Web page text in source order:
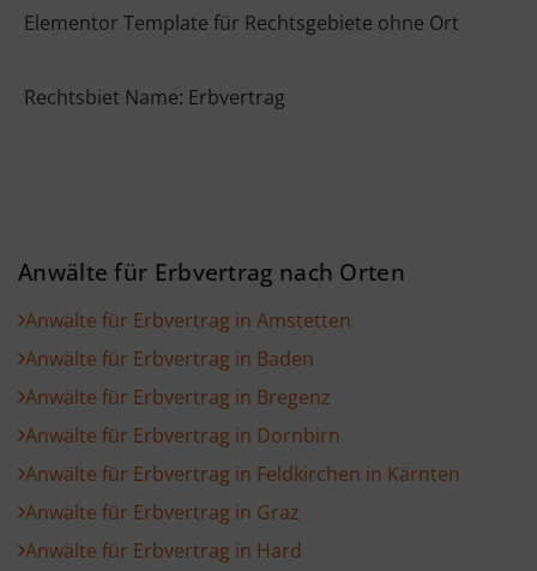
Elementor Template für Rechtsgebiete ohne Ort
Rechtsbiet Name: Erbvertrag
Anwälte für Erbvertrag nach Orten
Anwälte für Erbvertrag in Amstetten
Anwälte für Erbvertrag in Baden
Anwälte für Erbvertrag in Bregenz
Anwälte für Erbvertrag in Dornbirn
Anwälte für Erbvertrag in Feldkirchen in Kärnten
Anwälte für Erbvertrag in Graz
Anwälte für Erbvertrag in Hard